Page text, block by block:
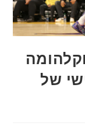
של